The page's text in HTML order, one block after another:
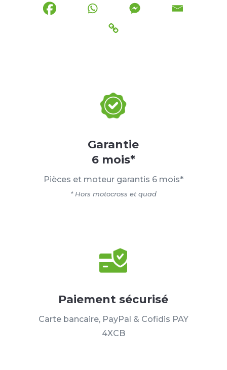
Garantie
6 mois*
Pièces et moteur garantis 6 mois*
* Hors motocross et quad
Paiement sécurisé
Carte bancaire, PayPal & Cofidis PAY
4XCB